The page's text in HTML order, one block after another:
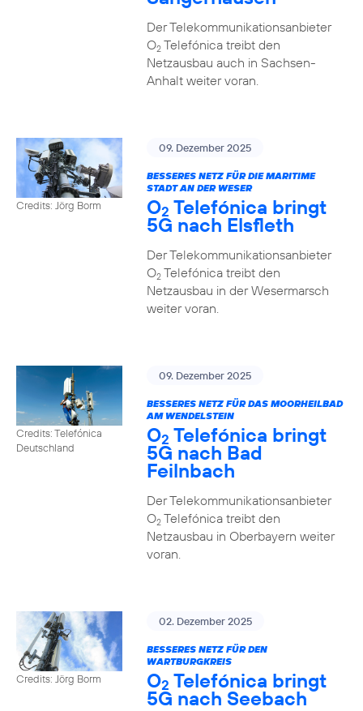
Der Telekommunikationsanbieter
O2Telefónica treibt den
Netzausbau auch in Sachsen-
Anhalt weiter voran.
Credits: Jörg Borm
09. Dezember 2025
BESSERES NETZ FÜR DIE MARITIME
STADT AN DER WESER
O2 Telefónica bringt
5G nach Elsfleth
Der Telekommunikationsanbieter
O2Telefónica treibt den
Netzausbau in der Wesermarsch
weiter voran.
Credits: Telefónica
Deutschland
09. Dezember 2025
BESSERES NETZ FÜR DAS MOORHEILBAD
AM WENDELSTEIN
O2 Telefónica bringt
5G nach Bad
Feilnbach
Der Telekommunikationsanbieter
O2Telefónica treibt den
Netzausbau in Oberbayern weiter
voran.
Credits: Jörg Borm
02. Dezember 2025
BESSERES NETZ FÜR DEN
WARTBURGKREIS
O2 Telefónica bringt
5G nach Seebach